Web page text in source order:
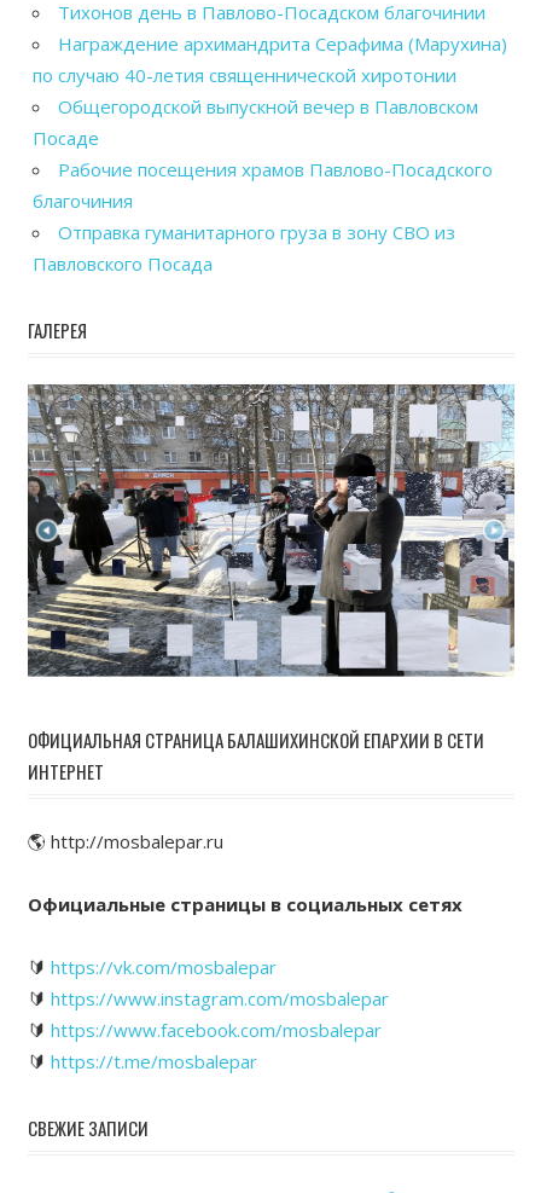
Тихонов день в Павлово-Посадском благочинии
Награждение архимандрита Серафима (Марухина)
по случаю 40-летия священнической хиротонии
Общегородской выпускной вечер в Павловском
Посаде
Рабочие посещения храмов Павлово-Посадского
благочиния
Отправка гуманитарного груза в зону СВО из
Павловского Посада
ГАЛЕРЕЯ
ОФИЦИАЛЬНАЯ СТРАНИЦА БАЛАШИХИНСКОЙ ЕПАРХИИ В СЕТИ
ИНТЕРНЕТ
🌎 http://mosbalepar.ru
Официальные страницы в социальных сетях
🔰 https://vk.com/mosbalepar
🔰 https://www.instagram.com/mosbalepar
🔰 https://www.facebook.com/mosbalepar
🔰 https://t.me/mosbalepar
СВЕЖИЕ ЗАПИСИ